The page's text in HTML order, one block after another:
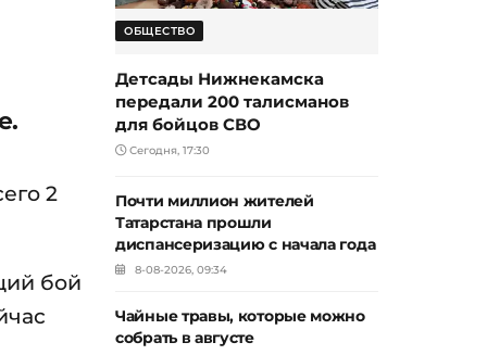
2
бой
ОБЩЕСТВО
Детсады Нижнекамска
передали 200 талисманов
для бойцов СВО
Сегодня, 17:30
Почти миллион жителей
Татарстана прошли
диспансеризацию с начала года
8-08-2026, 09:34
Чайные травы, которые можно
собрать в августе